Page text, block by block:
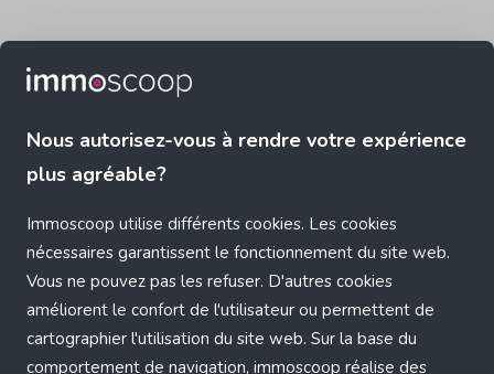
Nous autorisez-vous à rendre votre expérience
plus agréable?
Immoscoop utilise différents cookies. Les cookies
nécessaires garantissent le fonctionnement du site web.
Vous ne pouvez pas les refuser. D'autres cookies
améliorent le confort de l'utilisateur ou permettent de
cartographier l'utilisation du site web. Sur la base du
comportement de navigation, immoscoop réalise des
Application error: a client-side exception has occurred (see the
browser console for more information)